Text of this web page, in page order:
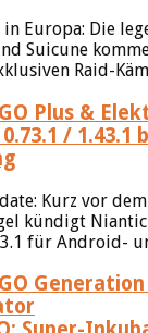
Europa: Die
Suicune
Raid-
/ 1.43.1
Kurz vor
kündigt
für Android-